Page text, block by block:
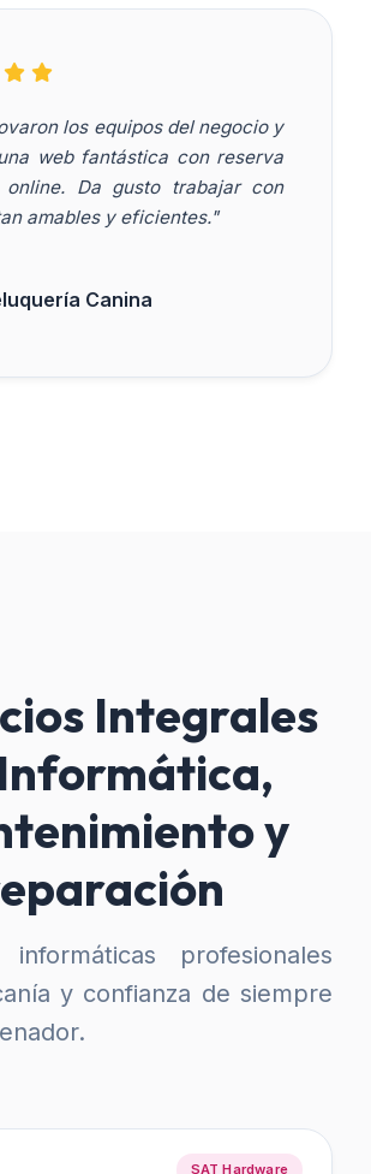
los equipos del negocio y
web fantástica con reserva
Da gusto trabajar con
amables y eficientes."
Canina
Integrales
y
informáticas profesionales
y confianza de siempre
SAT Hardware